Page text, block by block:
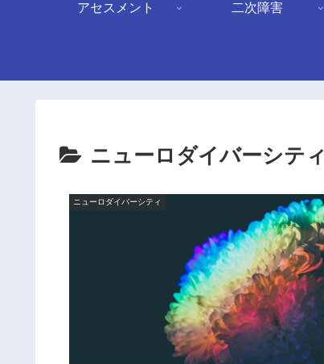
アセスメント 二次障害
ニューロダイバーシティ
ニューロダイバーシティ